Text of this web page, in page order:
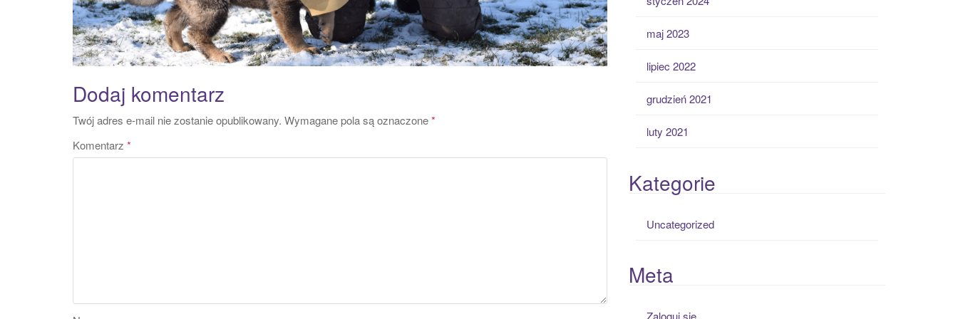
Dodaj komentarz
Twój adres e-mail nie zostanie opublikowany. Wymagane pola są oznaczone*
Komentarz *
maj 2023
lipiec 2022
grudzień 2021
luty 2021
Kategorie
Uncategorized
Meta
Zaloguj się